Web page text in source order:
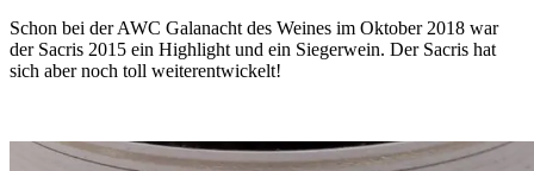
Schon bei der AWC Galanacht des Weines im Oktober 2018 war
der Sacris 2015 ein Highlight und ein Siegerwein. Der Sacris hat
sich aber noch toll weiterentwickelt!